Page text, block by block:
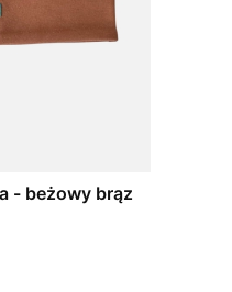
- beżowy brąz